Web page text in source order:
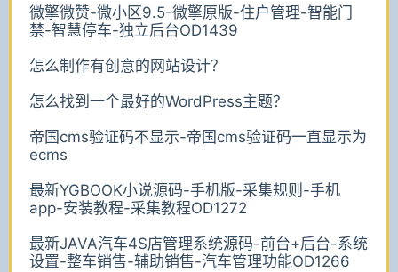
微擎微赞-微小区9.5-微擎原版-住户管理-智能门
禁-智慧停车-独立后台OD1439
怎么制作有创意的网站设计？
怎么找到一个最好的WordPress主题？
帝国cms验证码不显示-帝国cms验证码一直显示为
ecms
最新YGBOOK小说源码-手机版-采集规则-手机
app-安装教程-采集教程OD1272
最新JAVA汽车4S店管理系统源码-前台+后台-系统
设置-整车销售-辅助销售-汽车管理功能OD1266